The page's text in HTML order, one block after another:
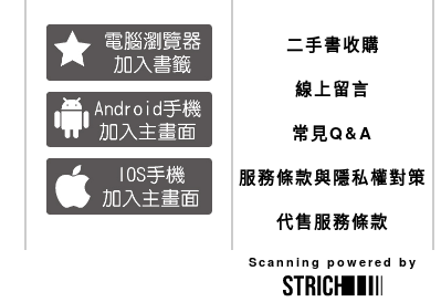
二手書收購
線上留言
常見Q&A
服務條款與隱私權對策
代售服務條款
Scanning powered by